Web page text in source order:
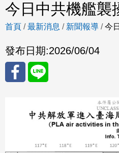
今日中共機艦襲
首頁 /最新消息 / 新聞報導 /今
發布日期:2026/06/04
至